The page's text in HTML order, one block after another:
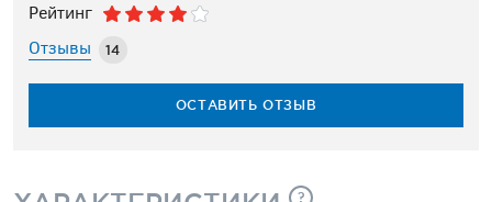
Рейтинг
Отзывы
14
ОСТАВИТЬ ОТЗЫВ
?